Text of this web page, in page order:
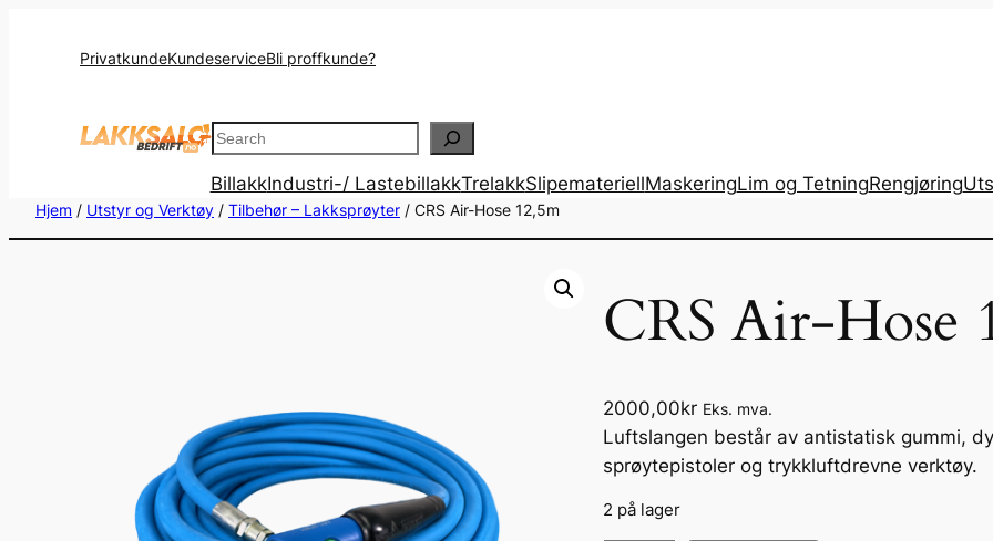
PrivatkundeKundeserviceBli proffkunde?
Search
BillakkIndustri-/ LastebillakkTrelakkSlipemateriellMaskeringLim og TetningRengjøring
Hjem / Utstyr og Verktøy / Tilbehør – Lakksprøyter / CRS Air-Hose 12,5m
CRS Air-Hose
2000,00kr Eks. mva.
Luftslangen består av antistatisk gummi,
sprøytepistoler og trykkluftdrevne verktøy.
2 på lager